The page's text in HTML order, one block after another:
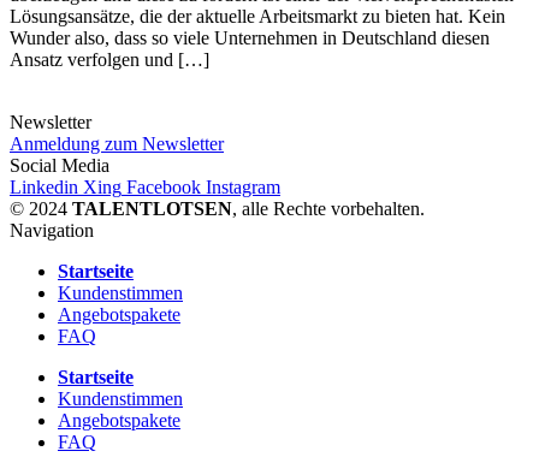
Lösungsansätze, die der aktuelle Arbeitsmarkt zu bieten hat. Kein
Wunder also, dass so viele Unternehmen in Deutschland diesen
Ansatz verfolgen und […]
Newsletter
Anmeldung zum Newsletter
Social Media
Linkedin Xing Facebook Instagram
© 2024 TALENTLOTSEN, alle Rechte vorbehalten.
Navigation
Startseite
Kundenstimmen
Angebotspakete
FAQ
Startseite
Kundenstimmen
Angebotspakete
FAQ